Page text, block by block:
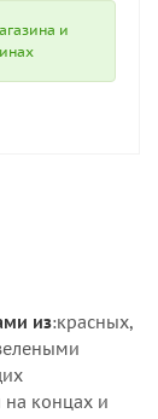
и
из:красных,
концах и